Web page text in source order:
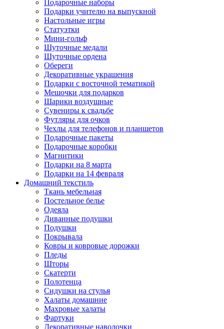
Подарочные наборы
Подарки учителю на выпускной
Настольные игры
Статуэтки
Мини-гольф
Шуточные медали
Шуточные ордена
Обереги
Декоративные украшения
Подарки с восточной тематикой
Мешочки для подарков
Шарики воздушные
Сувениры к свадьбе
Футляры для очков
Чехлы для телефонов и планшетов
Подарочные пакеты
Подарочные коробки
Магнитики
Подарки на 8 марта
Подарки на 14 февраля
Домашний текстиль
Ткань мебельная
Постельное белье
Одеяла
Диванные подушки
Подушки
Покрывала
Ковры и ковровые дорожки
Пледы
Шторы
Скатерти
Полотенца
Сидушки на стулья
Халаты домашние
Махровые халаты
Фартуки
Декоративные наволочки